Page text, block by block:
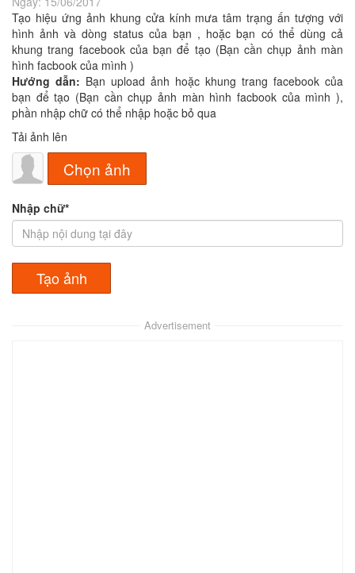
Tạo hiệu ứng ảnh khung cửa kính mưa tâm trạng ấn tượng với
hình ảnh và dòng status của bạn , hoặc bạn có thể dùng cả
khung trang facebook của bạn để tạo (Bạn cần chụp ảnh màn
hình facbook của mình )
Hướng dẫn: Bạn upload ảnh hoặc khung trang facebook của
bạn để tạo (Bạn cần chụp ảnh màn hình facbook của mình ),
phần nhập chữ có thể nhập hoặc bỏ qua
Tải ảnh lên
Chọn ảnh
Nhập chữ*
Advertisement